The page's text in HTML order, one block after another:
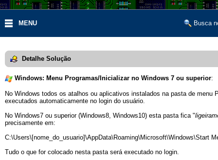
MENU Busca
Detalhe Solução
Windows: Menu Programas/Inicializar no Windows 7 ou superior:
No Windows todos os atalhos ou aplicativos instalados na pasta de menu
executados automaticamente no login do usuário.
No Windows7 ou superior (Windows8, Windows10) esta pasta fica "
precisamente em:
C:\Users\[nome_do_usuario]\AppData\Roaming\Microsoft\Windows\Start
Tudo o que for colocado nesta pasta será executado no login.